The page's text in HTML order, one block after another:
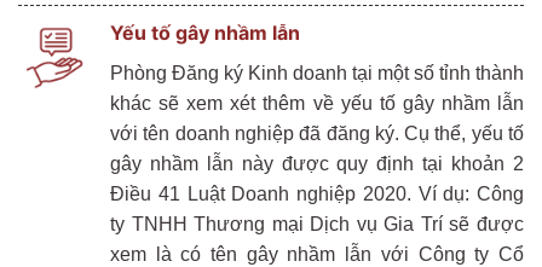
Yếu tố gây nhầm lẫn
Phòng Đăng ký Kinh doanh tại một số tỉnh thành
khác sẽ xem xét thêm về yếu tố gây nhầm lẫn
với tên doanh nghiệp đã đăng ký. Cụ thể, yếu tố
gây nhầm lẫn này được quy định tại khoản 2
Điều 41 Luật Doanh nghiệp 2020. Ví dụ: Công
ty TNHH Thương mại Dịch vụ Gia Trí sẽ được
xem là có tên gây nhầm lẫn với Công ty Cổ